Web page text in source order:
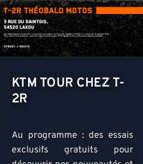
KTM TOUR CHEZ T-
2R
Au programme : des essais
exclusifs gratuits pour